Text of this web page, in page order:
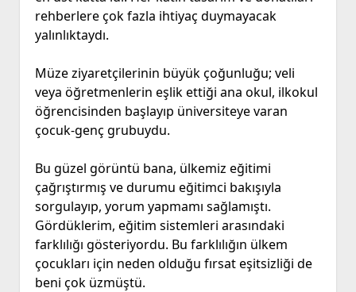
rehberlere çok fazla ihtiyaç duymayacak
yalınlıktaydı.
Müze ziyaretçilerinin büyük çoğunluğu; veli
veya öğretmenlerin eşlik ettiği ana okul, ilkokul
öğrencisinden başlayıp üniversiteye varan
çocuk-genç grubuydu.
Bu güzel görüntü bana, ülkemiz eğitimi
çağrıştırmış ve durumu eğitimci bakışıyla
sorgulayıp, yorum yapmamı sağlamıştı.
Gördüklerim, eğitim sistemleri arasındaki
farklılığı gösteriyordu. Bu farklılığın ülkem
çocukları için neden olduğu fırsat eşitsizliği de
beni çok üzmüştü.